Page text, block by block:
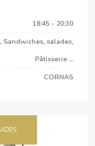
18:45 - 20:30
Sandwiches, salades,
Pâtisserie ...
CORNAS